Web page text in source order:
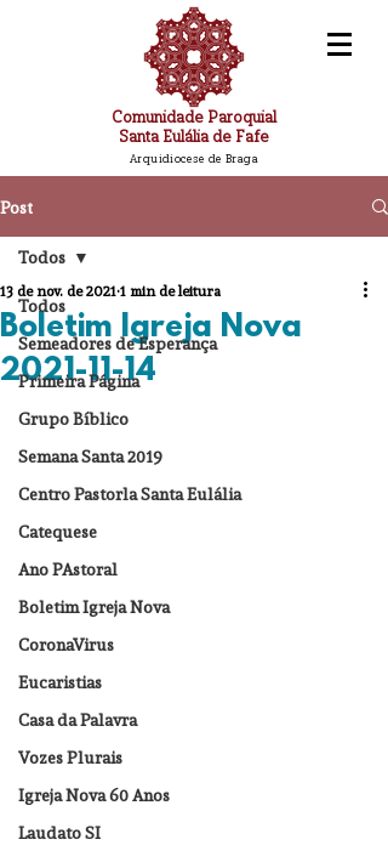
Comunidade Paroquial
Santa Eulália de Fafe
Arquidiocese de Braga
Post
Todos
Semeadores de Esperança
Primeira Página
Grupo Bíblico
Semana Santa 2019
Centro Pastorla Santa Eulália
Catequese
Ano PAstoral
Boletim Igreja Nova
CoronaVirus
Eucaristias
Casa da Palavra
Vozes Plurais
Igreja Nova 60 Anos
Laudato SI
Todos
Boletim Igreja Nova
2021-11-14
13 de nov. de 2021 1 min de leitura